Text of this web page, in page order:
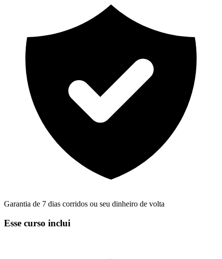
Garantia de 7 dias corridos ou seu dinheiro de volta
Esse curso inclui